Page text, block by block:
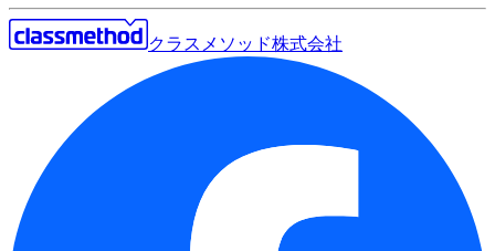
クラスメソッド株式会社